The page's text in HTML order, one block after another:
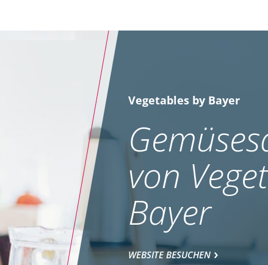
Vegetables by Bayer
von
Bayer
WEBSITE BESUCHEN